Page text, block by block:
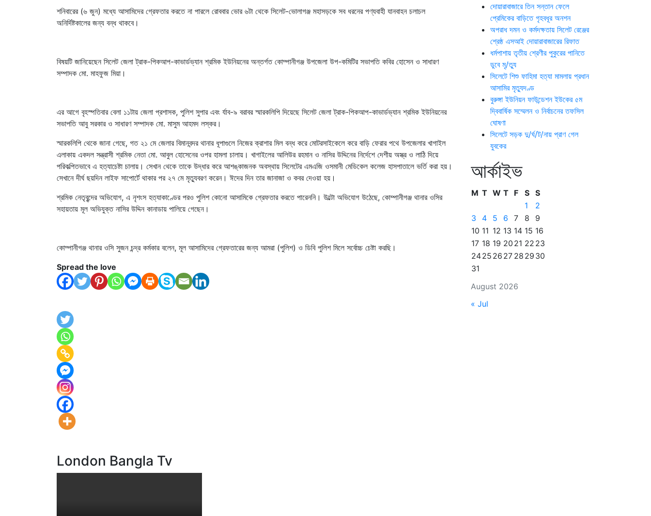
শনিবারের (৬ জুন) মধ্যে আসামিদের গ্রেফতার করতে না পারলে রোববার ভোর ৬টা থেকে সিলেট-ভোলাগঞ্জ মহাসড়কে সব ধরনের পণ্যবাহী যানবাহন চলাচল
অনির্দিষ্টকালের জন্য বন্ধ থাকবে।
বিষয়টি জানিয়েছেন সিলেট জেলা ট্রাক-পিকআপ-কাভার্ডভ্যান শ্রমিক ইউনিয়নের অন্তর্গত কোম্পানীগঞ্জ উপজেলা উপ-কমিটির সভাপতি কবির হোসেন ও সাধারণ
সম্পাদক মো. মাহফুজ মিয়া।
এর আগে বৃহস্পতিবার বেলা ১১টায় জেলা প্রশাসক, পুলিশ সুপার এবং র্যাব-৯ বরাবর স্মারকলিপি দিয়েছে সিলেট জেলা ট্রাক-পিকআপ-কাভার্ডভ্যান শ্রমিক ইউনিয়নের
সভাপতি আবু সরকার ও সাধারণ সম্পাদক মো. মাসুম আহমদ লস্কর।
স্মারকলিপি থেকে জানা গেছে, গত ২১ মে জেলার বিমানবন্দর থানার ধূপাগুলে নিজের ক্রাশার মিল বন্ধ করে মোটরসাইকেলে করে বাড়ি ফেরার পথে উপজেলার খাগাইল
এলাকায় একদল সন্ত্রাসী শ্রমিক নেতা মো. আবুল হোসেনের ওপর হামলা চালায়। খাগাইলের আলিউর রহমান ও নাসির উদ্দিনের নির্দেশে দেশীয় অস্ত্র ও লাঠি দিয়ে
পরিকল্পিতভাবে এ হত্যাচেষ্টা চালায়। সেখান থেকে তাকে উদ্ধার করে আশঙ্কাজনক অবস্থায় সিলেটের এমএজি ওসমানী মেডিকেল কলেজ হাসপাতালে ভর্তি করা হয়।
সেখানে দীর্ঘ ছয়দিন লাইফ সাপোর্টে থাকার পর ২৭ মে মৃত্যুবরণ করেন। ঈদের দিন তার জানাজা ও কবর দেওয়া হয়।
শ্রমিক নেতৃবৃন্দের অভিযোগ, এ নৃশংস হত্যাকাণ্ডের পরও পুলিশ কোনো আসামিকে গ্রেফতার করতে পারেননি। উল্টো অভিযোগ উঠেছে, কোম্পানীগঞ্জ থানার ওসির
সহায়তায় মূল অভিযুক্ত নাসির উদ্দিন কানাডায় পালিয়ে গেছেন।
কোম্পানীগঞ্জ থানার ওসি সুজন চন্দ্র কর্মকার বলেন, মূল আসামিদের গ্রেফতারের জন্য আমরা (পুলিশ) ও ডিবি পুলিশ মিলে সর্বোচ্চ চেষ্টা করছি।
Spread the love
দোয়ারাবাজারে তিন সন্তান ফেলে
প্রেমিকের বাড়িতে গৃহবধূর অনশন
অপরাধ দমন ও কর্মদক্ষতায় সিলেট রেঞ্জের
শ্রেষ্ঠ এসআই দোয়ারাবাজারের রিফাত
ধর্মপাশায় তৃতীয় শ্রেণীর পুকুরের পানিতে
ডুবে মৃ/ত্যু
সিলেটে শিশু ফাহিমা হত্যা মামলায় প্রধান
আসামির মৃত্যুদণ্ড
বুরুঙ্গা ইউনিয়ন ফাউন্ডেশন ইউকের ৫ম
দ্বিবার্ষিক সম্মেলন ও নির্বাচনের তফসিল
ঘোষণা
সিলেটে সড়ক দু/র্ঘ/ট/নায় প্রাণ গেল
যুবকের
আর্কাইভ
August 2026
M T W T F S S
1
2
3
4 5 6 7 8
9
10 11 12 13 14 15 16
17 18 19 20 21 22 23
2425 26 27 28 29 30
31
« Jul
London Bangla Tv